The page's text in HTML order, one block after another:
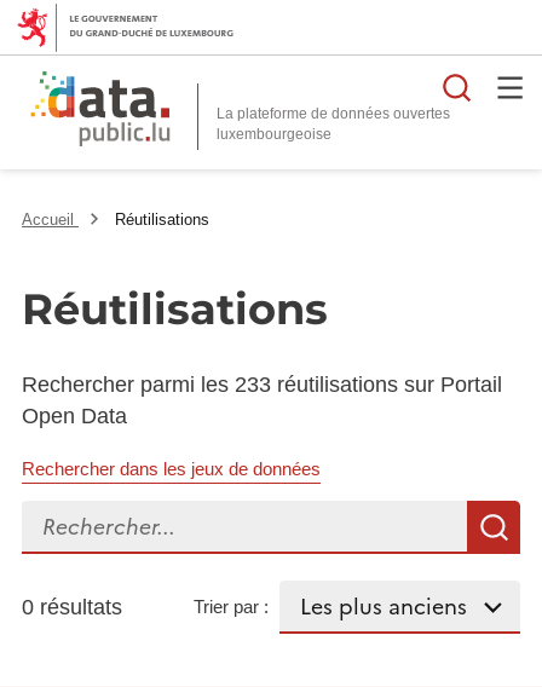
La plateforme de données ouvertes
Accueil Réutilisations
Réutilisations
Rechercher parmi les 233 réutilisations sur Portail
Open Data
Rechercher dans les jeux de données
Rechercher...
0 résultats Trier par :